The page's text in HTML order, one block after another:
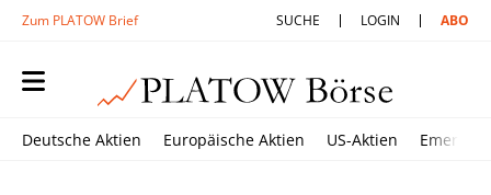
Zum PLATOW Brief SUCHE LOGIN ABO
Deutsche Aktien Europäische Aktien US-Aktien